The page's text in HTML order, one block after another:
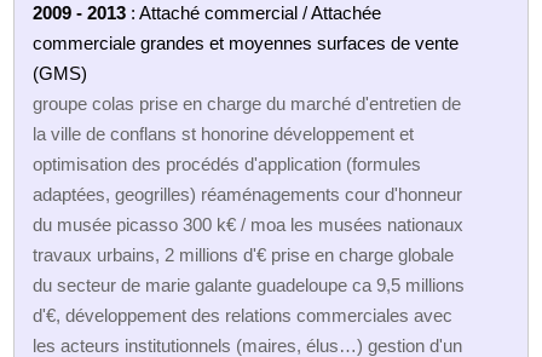
2009 - 2013 : Attaché commercial / Attachée
commerciale grandes et moyennes surfaces de vente
(GMS)
groupe colas prise en charge du marché d'entretien de
la ville de conflans st honorine développement et
optimisation des procédés d'application (formules
adaptées, geogrilles) réaménagements cour d'honneur
du musée picasso 300 k€ / moa les musées nationaux
travaux urbains, 2 millions d'€ prise en charge globale
du secteur de marie galante guadeloupe ca 9,5 millions
d'€, développement des relations commerciales avec
les acteurs institutionnels (maires, élus…) gestion d'un